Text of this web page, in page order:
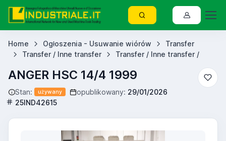
Home Ogłoszenia - Usuwanie wiórów
Transfer
Transfer / Inne transfer
Transfer / Inne transfer /
ANGER HSC 14/4 1999
Stan: używany opublikowany: 29/01/2026
25IND42615